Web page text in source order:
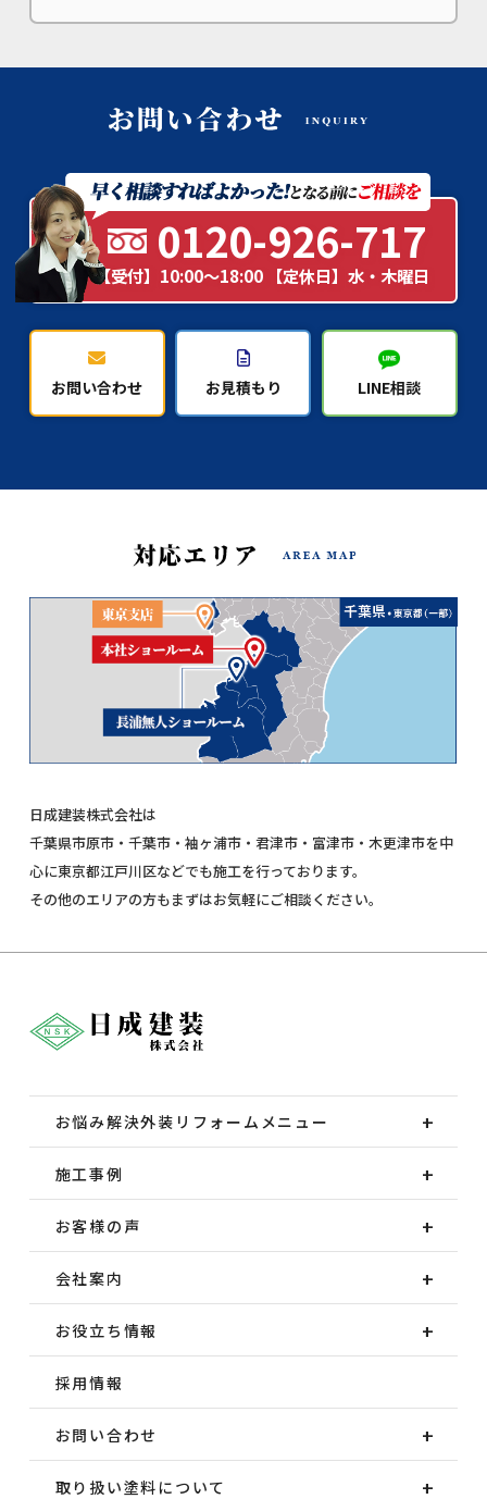
0120-926-717
【受付】10:00～18:00 【定休日】水・木曜日
お問い合わせ お見積もり LINE相談
日成建装株式会社は
千葉県市原市・千葉市・袖ヶ浦市・君津市・富津市・木更津市を中
心に東京都江戸川区などでも施工を行っております。
その他のエリアの方もまずはお気軽にご相談ください。
お悩み解決外装 リフォームメニュー
施工事例
お客様の声
会社案内
お役立ち情報
採用情報
お問い合わせ
取り扱い塗料について